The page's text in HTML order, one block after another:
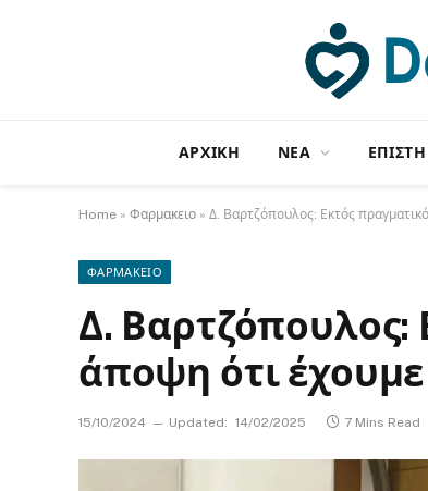
ΑΡΧΙΚΗ NΕΑ
Home » Φαρμακειο » Δ. Βαρτζόπουλος: Εκτός
ΦΑΡΜΑΚΕΙΟ
Δ. Βαρτζόπουλος:
άποψη ότι
15/10/2024 Updated: 14/02/2025 7 Mins Read